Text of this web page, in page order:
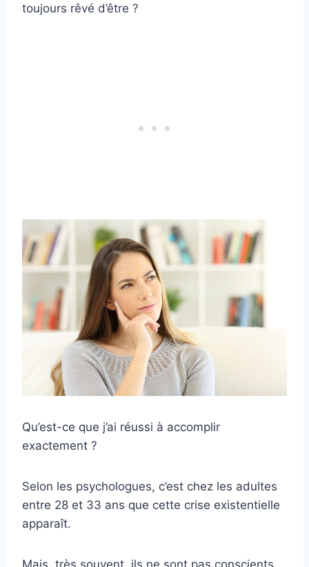
toujours rêvé d’être ?
Qu’est-ce que j’ai réussi à accomplir
exactement ?
Selon les psychologues, c’est chez les adultes
entre 28 et 33 ans que cette crise existentielle
apparaît.